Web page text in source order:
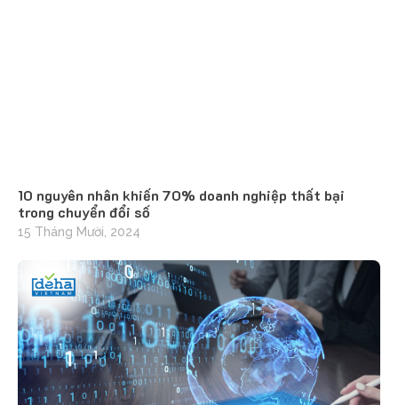
10 nguyên nhân khiến 70% doanh nghiệp thất bại
trong chuyển đổi số
15 Tháng Mười, 2024